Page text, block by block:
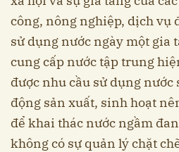
công, nông nghiệp, dịch vụ
sử dụng nước ngày một gia
cung cấp nước tập trung
được nhu cầu sử dụng nước
động sản xuất, sinh hoạt
để khai thác nước ngầm
không có sự quản lý chặt